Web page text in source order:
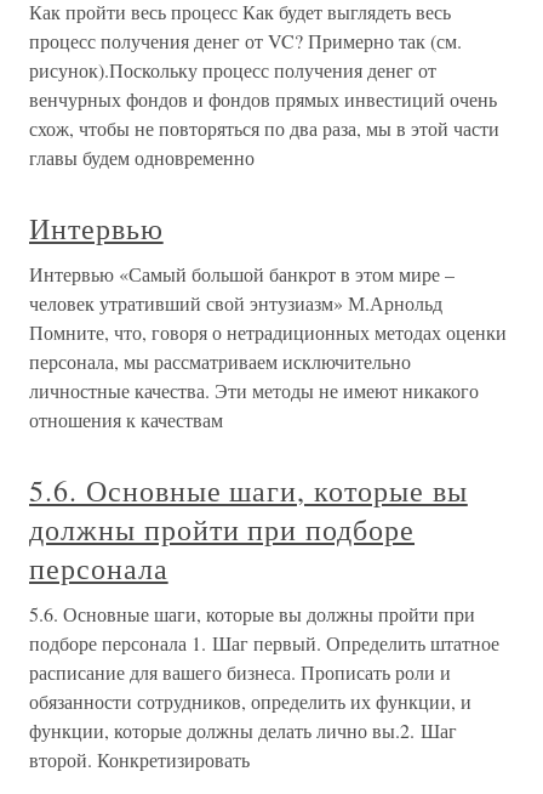
Как пройти весь процесс Как будет выглядеть весь
процесс получения денег от VC? Примерно так (см.
рисунок).Поскольку процесс получения денег от
венчурных фондов и фондов прямых инвестиций очень
схож, чтобы не повторяться по два раза, мы в этой части
главы будем одновременно
Интервью
Интервью «Самый большой банкрот в этом мире –
человек утративший свой энтузиазм» М.Арнольд
Помните, что, говоря о нетрадиционных методах оценки
персонала, мы рассматриваем исключительно
личностные качества. Эти методы не имеют никакого
отношения к качествам
5.6. Основные шаги, которые вы
должны пройти при подборе
персонала
5.6. Основные шаги, которые вы должны пройти при
подборе персонала 1. Шаг первый. Определить штатное
расписание для вашего бизнеса. Прописать роли и
обязанности сотрудников, определить их функции, и
функции, которые должны делать лично вы.2. Шаг
второй. Конкретизировать